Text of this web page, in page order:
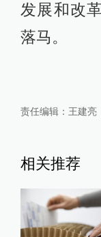
发展和改
落马。
责任编辑： 王建亮
相关推荐